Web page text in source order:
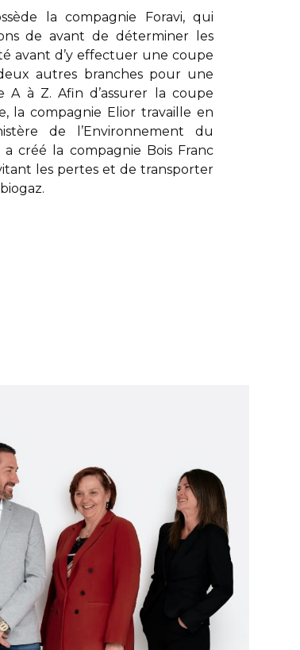
la compagnie Foravi, qui
deavant de déterminer les
avant d’y effectuer une coupe
autres branches pour une
à Z. Afin d’assurer la coupe
la compagnie Eliortravaille en
de l’Environnement du
a créé la compagnie Bois Franc
les pertes et de transporter